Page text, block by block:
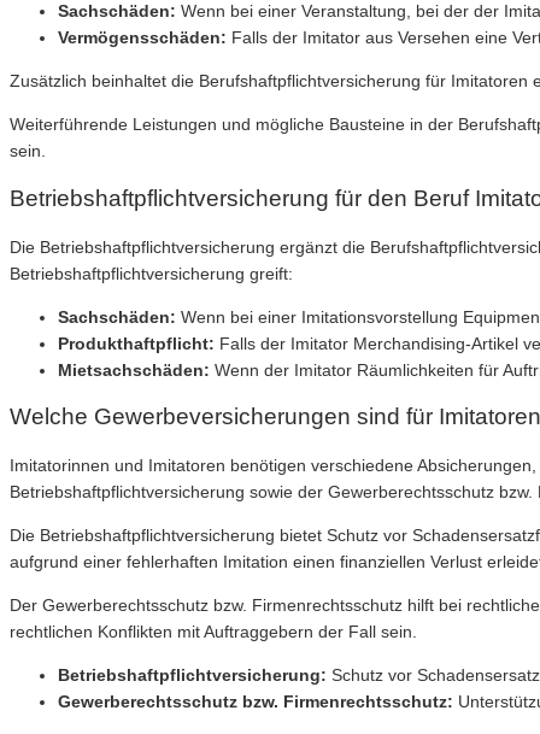
Sachschäden: Wenn bei einer Veranstaltung, bei der der
Vermögensschäden: Falls der Imitator aus Versehen eine
Zusätzlich beinhaltet die Berufshaftpflichtversicherung für
Weiterführende Leistungen und mögliche Bausteine in der
sein.
Betriebshaftpflichtversicherung für den Beruf
Die Betriebshaftpflichtversicherung ergänzt die
Betriebshaftpflichtversicherung greift:
Sachschäden: Wenn bei einer Imitationsvorstellung
Produkthaftpflicht: Falls der Imitator Merchandising-Artikel
Mietsachschäden: Wenn der Imitator Räumlichkeiten für
Welche Gewerbeversicherungen sind für
Imitatorinnen und Imitatoren benötigen verschiedene
Betriebshaftpflichtversicherung sowie der Gewerberechtsschutz
Die Betriebshaftpflichtversicherung bietet Schutz vor
aufgrund einer fehlerhaften Imitation einen finanziellen Verlust
Der Gewerberechtsschutz bzw. Firmenrechtsschutz hilft bei
rechtlichen Konflikten mit Auftraggebern der Fall sein.
Betriebshaftpflichtversicherung: Schutz vor
Gewerberechtsschutz bzw. Firmenrechtsschutz: